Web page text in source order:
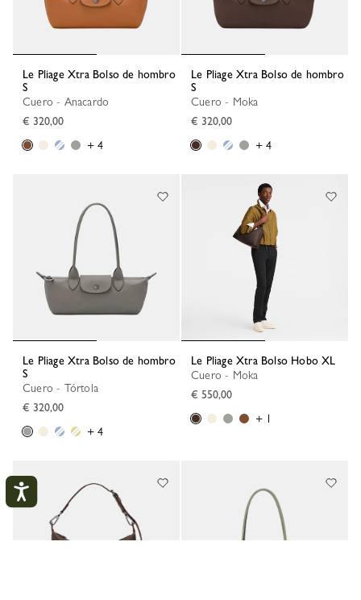
Le Pliage Xtra Bolso de hombro
S
Cuero - Anacardo
€ 320,00
+ 4
Le Pliage Xtra Bolso de hombro
S
Cuero - Moka
€ 320,00
+ 4
Le Pliage Xtra Bolso de hombro
S
Cuero - Tórtola
€ 320,00
+ 4
Le Pliage Xtra Bolso Hobo XL
Cuero - Moka
€ 550,00
+ 1